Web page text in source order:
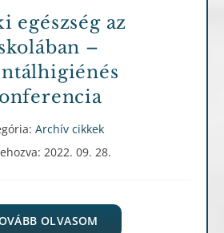
egészség az
–
Archív cikkek
2022. 09. 28.
OLVASOM